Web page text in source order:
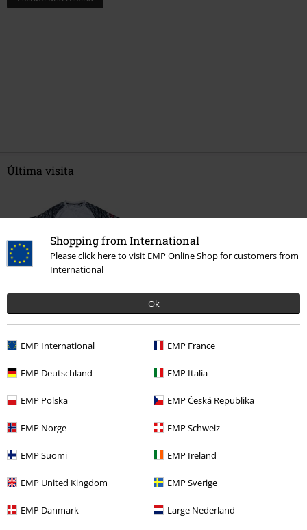
Shopping from International
Please click here to visit EMP Online Shop for customers from
International
Ok
EMP International EMP France
EMP Deutschland EMP Italia
EMP Polska EMP Česká Republika
EMP Norge EMP Schweiz
EMP Suomi EMP Ireland
EMP United Kingdom EMP Sverige
EMP Danmark Large Nederland
Última visita
35,99 €
Más categorías. Más opciones
Ofertas % Hombre Camisetas & Tops
Ofertas % Películas & TV
Hombre Ropa
Entretenimiento
Películas & TV Ropa Camisetas & Tops Camisetas